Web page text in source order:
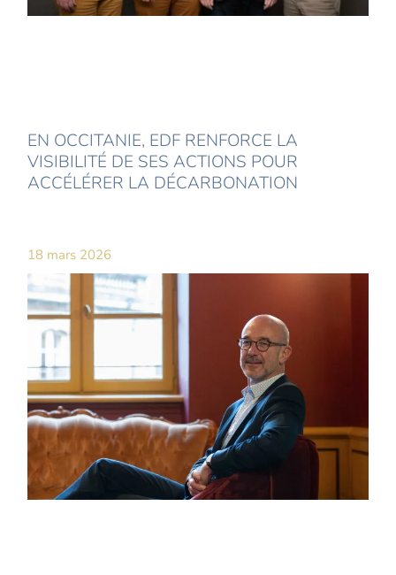
EN OCCITANIE, EDF RENFORCE LA
VISIBILITÉ DE SES ACTIONS POUR
ACCÉLÉRER LA DÉCARBONATION
18 mars 2026